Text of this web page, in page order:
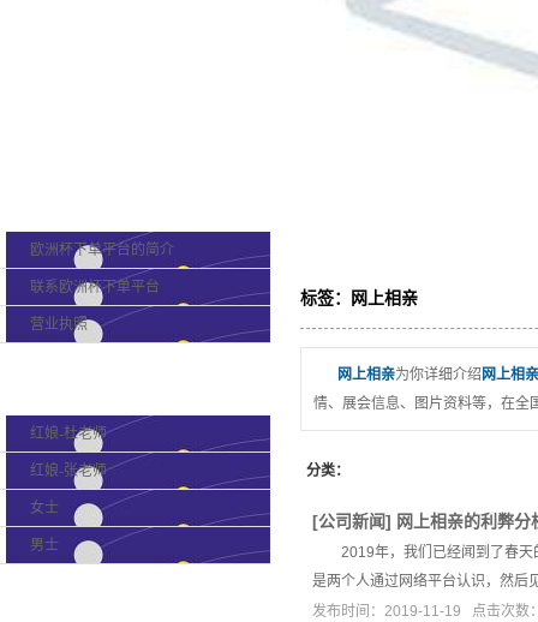
欧洲杯下单平台的简介
联系欧洲杯下单平台
营业执照
红娘-杜老师
红娘-张老师
女士
男士
标签：网上相亲
网上相亲为你详细介绍 网上相亲
情、展会信息、图片资料等，在全
分类：
[公司新闻] 网上相亲的利弊分
2019年，我们已经闻到了春天
是两个人通过网络平台认识，然后
发布时间：2019-11-19 点击次数